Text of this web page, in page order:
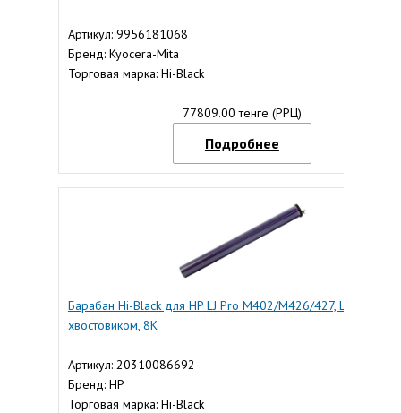
Артикул: 9956181068
Бренд: Kyocera-Mita
Торговая марка: Hi-Black
77809.00 тенге (РРЦ)
Подробнее
Барабан Hi-Black для HP LJ Pro M402/M426/427, Long Life, с
хвостовиком, 8K
Артикул: 20310086692
Бренд: HP
Торговая марка: Hi-Black